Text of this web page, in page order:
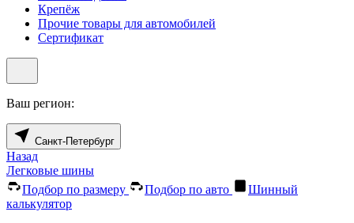
Крепёж
Прочие товары для автомобилей
Сертификат
Ваш регион:
Санкт-Петербург
Назад
Легковые шины
Подбор по размеру
Подбор по авто
Шинный
калькулятор